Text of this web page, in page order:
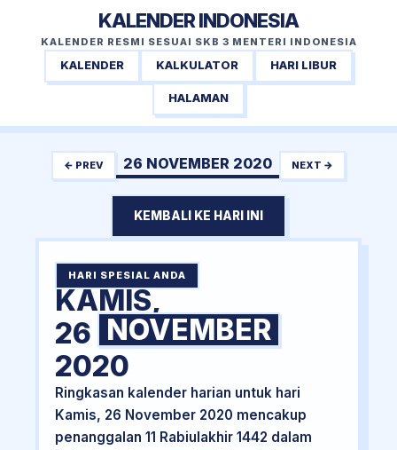
KALENDER INDONESIA
KALENDER RESMI SESUAI SKB 3 MENTERI INDONESIA
KALENDER KALKULATOR HARI LIBUR
HALAMAN
← PREV 26 NOVEMBER 2020 NEXT →
KEMBALI KE HARI INI
HARI SPESIAL ANDA
KAMIS,
26 NOVEMBER
2020
Ringkasan kalender harian untuk hari
Kamis, 26 November 2020 mencakup
penanggalan 11 Rabiulakhir 1442 dalam